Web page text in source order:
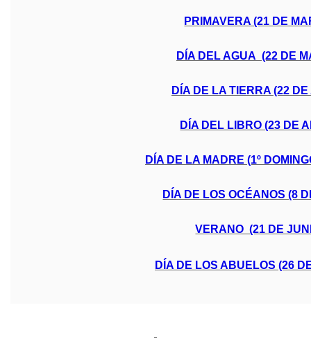
PRIMAVERA (21 DE
DÍA DEL AGUA (22 DE
DÍA DE LA TIERRA (22
DÍA DEL LIBRO (23 DE
DÍA DE LA MADRE (1º
DÍA DE LOS OCÉANOS (8
VERANO (21 DE
DÍA DE LOS ABUELOS (26